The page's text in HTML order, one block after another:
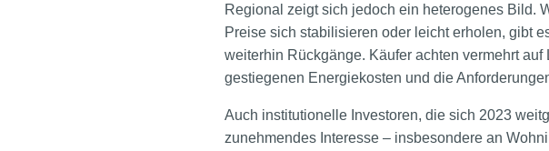
Regional zeigt sich jedoch ein heterogenes Bild.
Preise sich stabilisieren oder leicht erholen, gibt
weiterhin Rückgänge. Käufer achten vermehrt
gestiegenen Energiekosten und die
Auch institutionelle Investoren, die sich 2023
zunehmendes Interesse – insbesondere an